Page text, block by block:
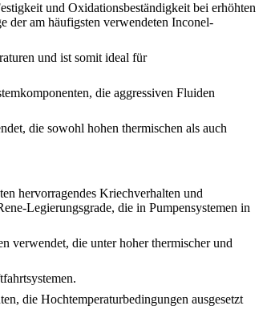
und Oxidationsbeständigkeit bei erhöhten
der am häufigsten verwendeten Inconel-
und ist somit ideal für
die aggressiven Fluiden
die sowohl hohen thermischen als auch
hervorragendes Kriechverhalten und
Legierungsgrade, die in Pumpensystemen in
verwendet, die unter hoher thermischer und
die Hochtemperaturbedingungen ausgesetzt